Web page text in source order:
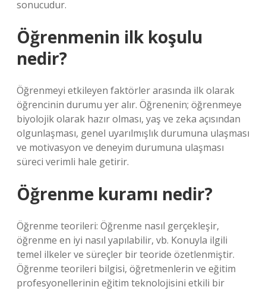
sonucudur.
Öğrenmenin ilk koşulu
nedir?
Öğrenmeyi etkileyen faktörler arasında ilk olarak
öğrencinin durumu yer alır. Öğrenenin; öğrenmeye
biyolojik olarak hazır olması, yaş ve zeka açısından
olgunlaşması, genel uyarılmışlık durumuna ulaşması
ve motivasyon ve deneyim durumuna ulaşması
süreci verimli hale getirir.
Öğrenme kuramı nedir?
Öğrenme teorileri: Öğrenme nasıl gerçekleşir,
öğrenme en iyi nasıl yapılabilir, vb. Konuyla ilgili
temel ilkeler ve süreçler bir teoride özetlenmiştir.
Öğrenme teorileri bilgisi, öğretmenlerin ve eğitim
profesyonellerinin eğitim teknolojisini etkili bir